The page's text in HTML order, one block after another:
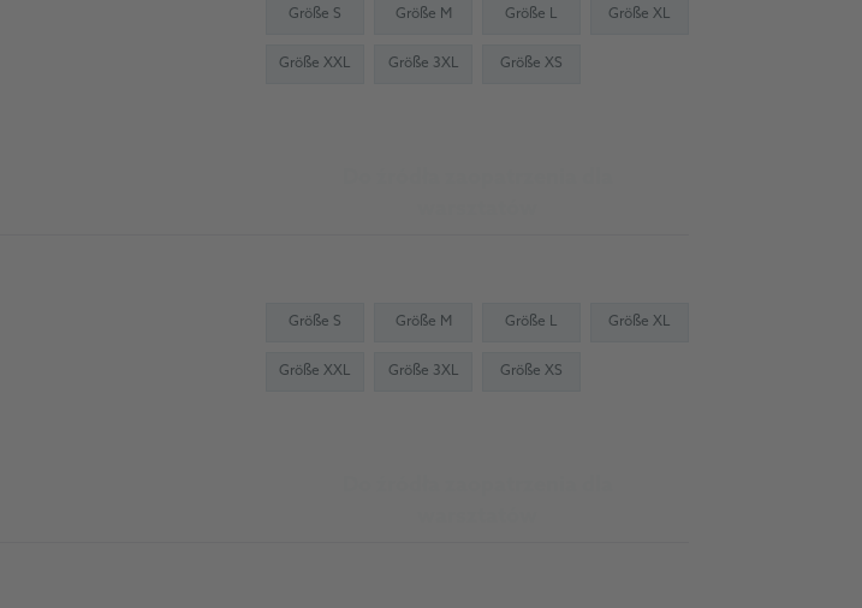
Größe S Größe M Größe L Größe XL
Größe XXL Größe 3XL Größe XS
Größe S Größe M Größe L Größe XL
Größe XXL Größe 3XL Größe XS